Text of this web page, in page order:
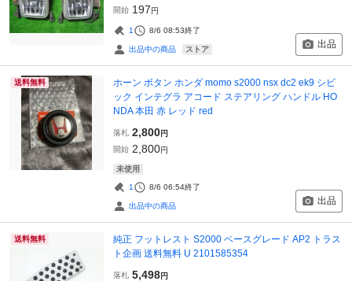
開始 197円
1 8/6 08:53終了
出品中の商品 ストア 出品
送料無料
ホーン ボタン ホンダ momo s2000 nsx dc2 ek9 シビ
ック インテグラ アコード ステアリング ハンドル HO
NDA 本田 赤 レッド red
落札 2,800円
開始 2,800円
未使用
1 8/6 06:54終了
出品中の商品 出品
送料無料
純正 フットレスト S2000 ベースグレード AP2 トラス
ト企画 送料無料 U 2101585354
落札 5,498円